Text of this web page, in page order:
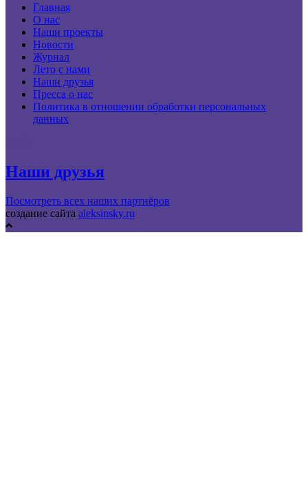
Главная
О нас
Наши проекты
Новости
Журнал
Лето с нами
Наши друзья
Пресса о нас
Политика в отношении обработки персональных
данных
Наши друзья
Посмотреть всех наших партнёров
создание сайта aleksinsky.ru